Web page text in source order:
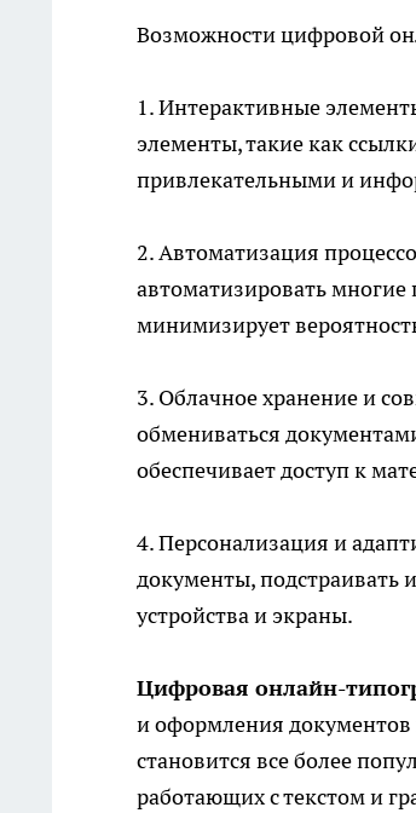
Возможности цифровой
1. Интерактивные
элементы, такие как
привлекательными и
2. Автоматизация
автоматизировать многие
минимизирует
3. Облачное хранение и
обмениваться
обеспечивает доступ к
4. Персонализация и
документы, подстраивать
устройства и экраны.
Цифровая онлайн-
и оформления
становится все более
работающих с текстом и